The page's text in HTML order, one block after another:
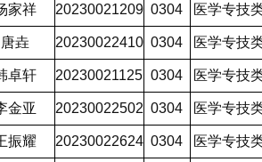
家祥 20230021209 0304 医学专技
唐垚 20230022410 0304 医学专技
卓轩 20230021125 0304 医学专技
金亚 20230022502 0304 医学专技
振耀 20230022624 0304 医学专技